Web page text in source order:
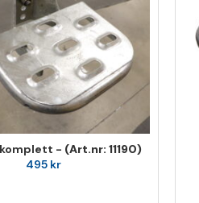
- (Art.nr: 11190)
495 kr